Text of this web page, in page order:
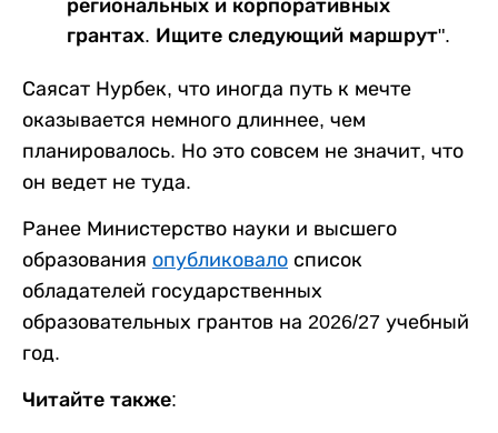
региональных и корпоративных
грантах. Ищите следующий маршрут".
Саясат Нурбек, что иногда путь к мечте
оказывается немного длиннее, чем
планировалось. Но это совсем не значит, что
он ведет не туда.
Ранее Министерство науки и высшего
образования опубликовало список
обладателей государственных
образовательных грантов на 2026/27 учебный
год.
Читайте также: